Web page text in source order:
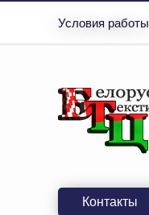
Условия работы
Контакты